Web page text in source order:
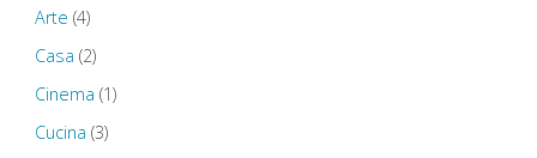
Arte (4)
Casa (2)
Cinema (1)
Cucina (3)